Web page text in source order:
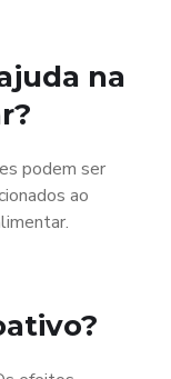
na
podem ser
ao